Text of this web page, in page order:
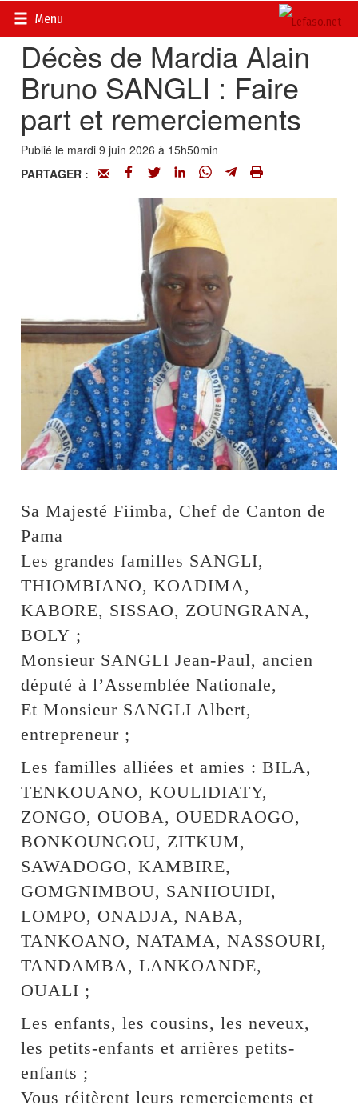
Menu
Accueil>
Décès de Mardia Alain
Bruno SANGLI : Faire
part et remerciements
Publié le mardi 9 juin 2026 à 15h50min
PARTAGER :
Sa Majesté Fiimba, Chef de Canton de
Pama
Les grandes familles SANGLI,
THIOMBIANO, KOADIMA,
KABORE, SISSAO, ZOUNGRANA,
BOLY ;
Monsieur SANGLI Jean-Paul, ancien
député à l’Assemblée Nationale,
Et Monsieur SANGLI Albert,
entrepreneur ;
Les familles alliées et amies : BILA,
TENKOUANO, KOULIDIATY,
ZONGO, OUOBA, OUEDRAOGO,
BONKOUNGOU, ZITKUM,
SAWADOGO, KAMBIRE,
GOMGNIMBOU, SANHOUIDI,
LOMPO, ONADJA, NABA,
TANKOANO, NATAMA, NASSOURI,
TANDAMBA, LANKOANDE,
OUALI ;
Les enfants, les cousins, les neveux,
les petits-enfants et arrières petits-
enfants ;
Vous réitèrent leurs remerciements et